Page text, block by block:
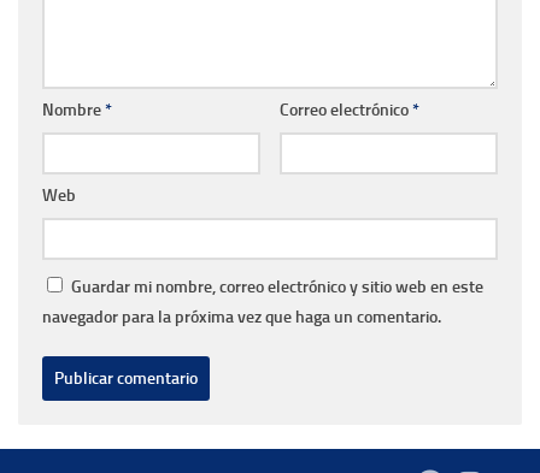
Nombre* Correo electrónico*
Web
Guardar mi nombre, correo electrónico y sitio web en este
navegador para la próxima vez que haga un comentario.